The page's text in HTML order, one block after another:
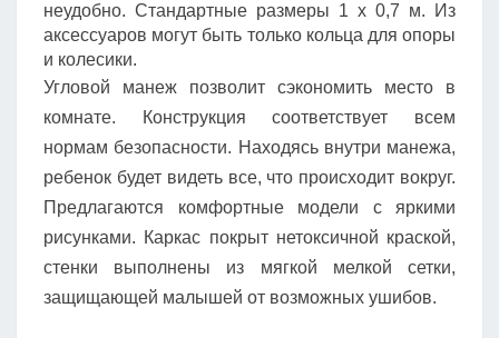
неудобно. Стандартные размеры 1 х 0,7 м. Из
аксессуаров могут быть только кольца для опоры
и колесики.
Угловой манеж позволит сэкономить место в
комнате. Конструкция соответствует всем
нормам безопасности. Находясь внутри манежа,
ребенок будет видеть все, что происходит вокруг.
Предлагаются комфортные модели с яркими
рисунками. Каркас покрыт нетоксичной краской,
стенки выполнены из мягкой мелкой сетки,
защищающей малышей от возможных ушибов.